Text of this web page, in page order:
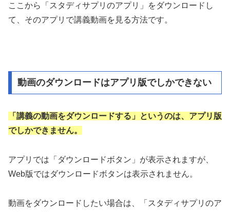
ここから「スタディサプリのアプリ」をダウンロードし
て、そのアプリで講義動画を見る方法です。
動画のダウンロードはアプリ版でしかできない
「講義の動画をダウンロードする」というのは、アプリ版
でしかできません。
アプリでは「ダウンロードボタン」が表示されますが、
Web版ではダウンロードボタンは表示されません。
動画をダウンロードしたい場合は、「スタディサプリのア